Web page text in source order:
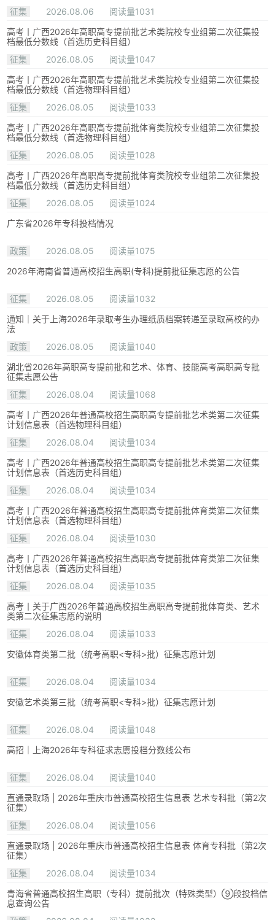
征集
2026.08.06
阅读量1031
高考丨广西2026年高职高专提前批艺术类院校专业组第二次征集投
档最低分数线（首选历史科目组）
征集
2026.08.05
阅读量1047
高考丨广西2026年高职高专提前批艺术类院校专业组第二次征集投
档最低分数线（首选物理科目组）
征集
2026.08.05
阅读量1033
高考丨广西2026年高职高专提前批体育类院校专业组第二次征集投
档最低分数线（首选物理科目组）
征集
2026.08.05
阅读量1028
高考丨广西2026年高职高专提前批体育类院校专业组第二次征集投
档最低分数线（首选历史科目组）
征集
2026.08.05
阅读量1024
广东省2026年专科投档情况
政策 2026.08.05
阅读量1075
2026年海南省普通高校招生高职(专科)提前批征集志愿的公告
征集 2026.08.05
阅读量1032
通知｜关于上海2026年录取考生办理纸质档案转递至录取高校的办
法
政策
2026.08.05
阅读量1040
湖北省2026年高职高专提前批和艺术、体育、技能高考高职高专批
征集志愿公告
征集
2026.08.04
阅读量1068
高考丨广西2026年普通高校招生高职高专提前批艺术类第二次征集
计划信息表（首选物理科目组）
征集
2026.08.04
阅读量1034
高考丨广西2026年普通高校招生高职高专提前批艺术类第二次征集
计划信息表（首选历史科目组）
征集
2026.08.04
阅读量1034
高考丨广西2026年普通高校招生高职高专提前批体育类第二次征集
计划信息表（首选物理科目组）
征集
2026.08.04
阅读量1030
高考丨广西2026年普通高校招生高职高专提前批体育类第二次征集
计划信息表（首选历史科目组）
征集
2026.08.04
阅读量1035
高考丨关于广西2026年普通高校招生高职高专提前批体育类、艺术
类第二次征集志愿的说明
征集
2026.08.04
阅读量1033
安徽体育类第二批（统考高职<专科>批）征集志愿计划
征集 2026.08.04
阅读量1034
安徽艺术类第三批（统考高职<专科>批）征集志愿计划
征集 2026.08.04
阅读量1048
高招｜上海2026年专科征求志愿投档分数线公布
征集 2026.08.04
阅读量1040
直通录取场 | 2026年重庆市普通高校招生信息表 艺术专科批（第2次
征集）
征集
2026.08.04
阅读量1056
直通录取场 | 2026年重庆市普通高校招生信息表 体育专科批（第2次
征集）
征集
2026.08.04
阅读量1034
青海省普通高校招生高职（专科）提前批次（特殊类型）⑨段投档信
息查询公告